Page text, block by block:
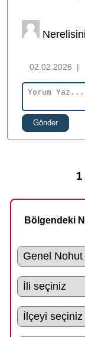
02.02.2026 |
Gönder
1
Bölgendeki